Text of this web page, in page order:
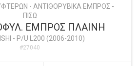
- ΑΝΤΙΘΟΡΥΒΙΚΑ ΕΜΠΡΟΣ -
ΠΙΣΩ
ΕΜΠΡΟΣ ΠΛΑΙΝΗ
- P/U L200 (2006-2010)
#27040